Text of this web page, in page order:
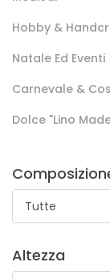
richiedono
Broccato
nonché a
Hobby &
Natale Ed Eventi
Carnevale &
Dolce "lino
Tutte
Altezza